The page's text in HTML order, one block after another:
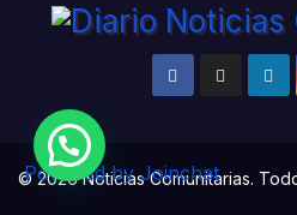
Powered byJoinchat